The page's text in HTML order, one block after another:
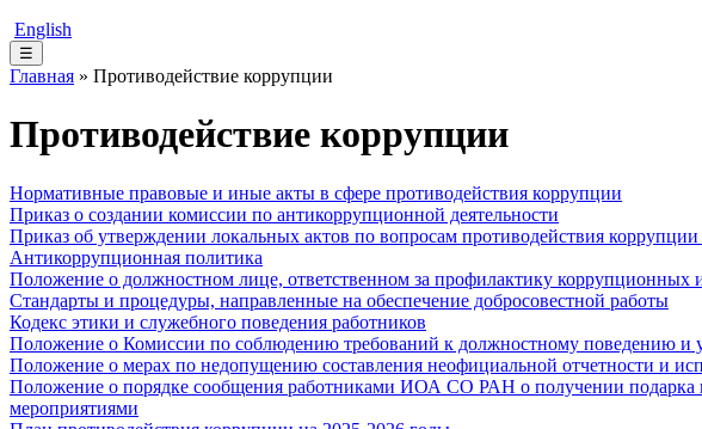
English
☰
Главная » Противодействие коррупции
Противодействие коррупции
Нормативные правовые и иные акты в сфере противодействия коррупции
Приказ о создании комиссии по антикоррупционной деятельности
Приказ об утверждении локальных актов по вопросам противодействия
Антикоррупционная политика
Положение о должностном лице, ответственном за профилактику
Стандарты и процедуры, направленные на обеспечение добросовестной работы
Кодекс этики и служебного поведения работников
Положение о Комиссии по соблюдению требований к должностному поведению и
Положение о мерах по недопущению составления неофициальной отчетности и
Положение о порядке сообщения работниками ИОА СО РАН о получении
мероприятиями